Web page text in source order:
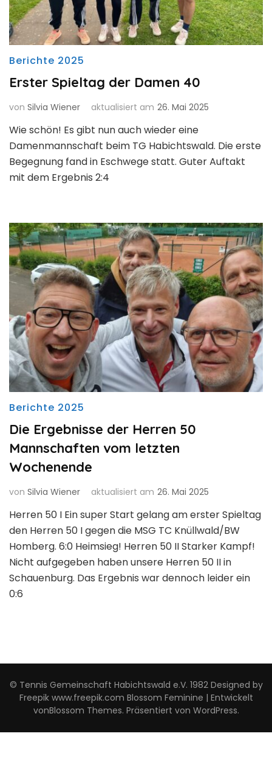
Berichte 2025
Erster Spieltag der Damen 40
von Silvia Wiener aktualisiert am 26. Mai 2025
Wie schön! Es gibt nun auch wieder eine
Damenmannschaft beim TG Habichtswald. Die erste
Begegnung fand in Eschwege statt. Guter Auftakt
mit dem Ergebnis 2:4
Berichte 2025
Die Ergebnisse der Herren 50
Mannschaften vom letzten
Wochenende
von Silvia Wiener aktualisiert am 26. Mai 2025
Herren 50 I Ein super Start gelang am erster Spieltag
den Herren 50 I gegen die MSG TC Knüllwald/BW
Homberg. 6:0 Heimsieg! Herren 50 II Starker Kampf!
Nicht aufgegeben haben unsere Herren 50 II in
Schauenburg. Das Ergebnis war dennoch leider ein
0:6
© Tennis Gemeinschaft Habichtswald e.V. 1982 Designed by
Freepik www.freepik.com Blossom Feminine | Entwickelt
vonBlossom Themes. Präsentiert von WordPress.